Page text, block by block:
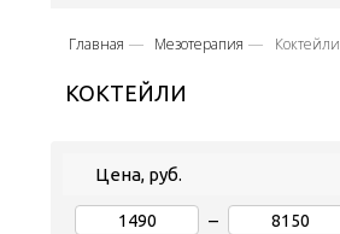
Главная Мезотерапия Коктейли
КОКТЕЙЛИ
Цена, руб.
–